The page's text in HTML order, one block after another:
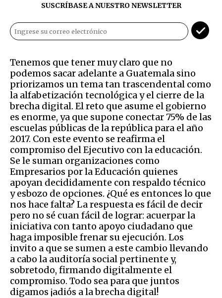
SUSCRÍBASE A NUESTRO NEWSLETTER
Tenemos que tener muy claro que no
podemos sacar adelante a Guatemala sino
priorizamos un tema tan trascendental como
la alfabetización tecnológica y el cierre de la
brecha digital. El reto que asume el gobierno
es enorme, ya que supone conectar 75% de las
escuelas públicas de la república para el año
2017. Con este evento se reafirma el
compromiso del Ejecutivo con la educación.
Se le suman organizaciones como
Empresarios por la Educación quienes
apoyan decididamente con respaldo técnico
y esbozo de opciones. ¿Qué es entonces lo que
nos hace falta? La respuesta es fácil de decir
pero no sé cuan fácil de lograr: acuerpar la
iniciativa con tanto apoyo ciudadano que
haga imposible frenar su ejecución. Los
invito a que se sumen a este cambio llevando
a cabo la auditoría social pertinente y,
sobretodo, firmando digitalmente el
compromiso. Todo sea para que juntos
digamos ¡adiós a la brecha digital!